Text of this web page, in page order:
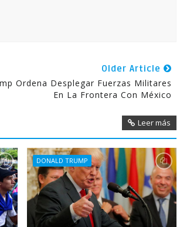
Older Article
Ordena Desplegar Fuerzas Militares
En La Frontera Con México
Leer más
DONALD TRUMP